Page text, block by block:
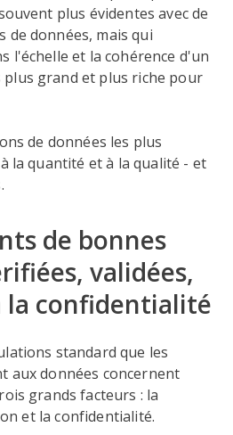
plus évidentes avec de
de données, mais qui
l'échelle et la cohérence d'un
plus grand et plus riche pour
de données les plus
la quantité et à la qualité - et
de bonnes
validées,
la confidentialité
standard que les
aux données concernent
grands facteurs : la
et la confidentialité.